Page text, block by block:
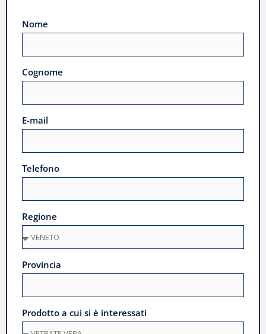
Nome
Cognome
E-mail
Telefono
Regione
Provincia
Prodotto a cui si è interessati